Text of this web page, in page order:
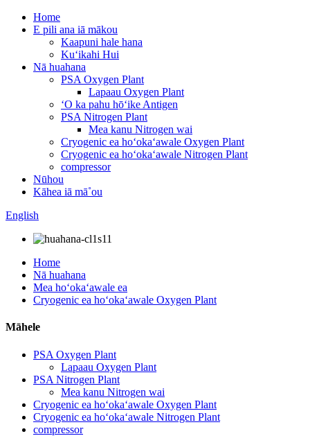
Home
E pili ana iā mākou
Kaapuni hale hana
Kuʻikahi Hui
Nā huahana
PSA Oxygen Plant
Lapaau Oxygen Plant
ʻO ka pahu hōʻike Antigen
PSA Nitrogen Plant
Mea kanu Nitrogen wai
Cryogenic ea hoʻokaʻawale Oxygen Plant
Cryogenic ea hoʻokaʻawale Nitrogen Plant
compressor
Nūhou
Kāhea iā mā˚ou
English
Home
Nā huahana
Mea hoʻokaʻawale ea
Cryogenic ea hoʻokaʻawale Oxygen Plant
Māhele
PSA Oxygen Plant
Lapaau Oxygen Plant
PSA Nitrogen Plant
Mea kanu Nitrogen wai
Cryogenic ea hoʻokaʻawale Oxygen Plant
Cryogenic ea hoʻokaʻawale Nitrogen Plant
compressor